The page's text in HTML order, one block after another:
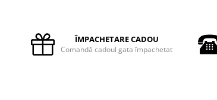
ÎMPACHETARE CADOU
Comandă cadoul gata împachetat